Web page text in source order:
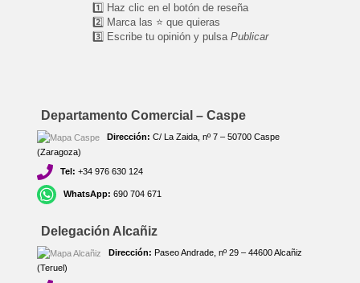
1️⃣ Haz clic en el botón de reseña
2️⃣ Marca las ⭐ que quieras
3️⃣ Escribe tu opinión y pulsa Publicar
Departamento Comercial – Caspe
Dirección: C/ La Zaida, nº 7 – 50700 Caspe
(Zaragoza)
Tel: +34 976 630 124
WhatsApp: 690 704 671
Delegación Alcañiz
Dirección: Paseo Andrade, nº 29 – 44600 Alcañiz
(Teruel)